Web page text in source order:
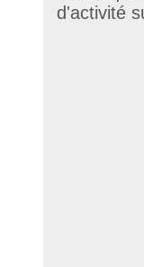
d'activité